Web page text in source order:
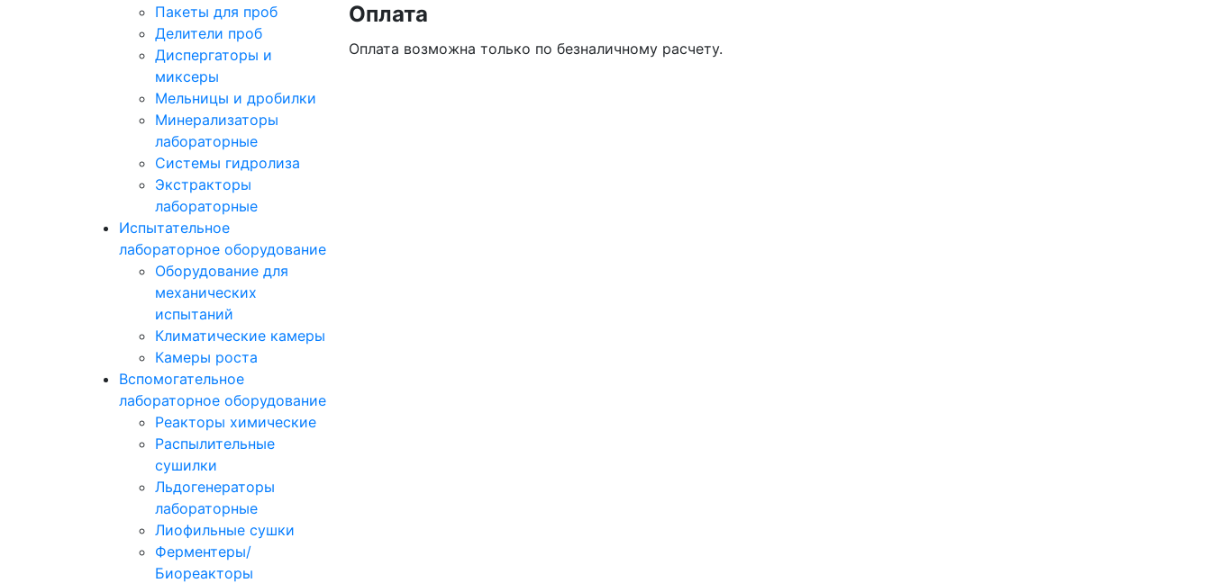
Пакеты для проб
Делители проб
Диспергаторы и
миксеры
Мельницы и дробилки
Минерализаторы
лабораторные
Системы гидролиза
Экстракторы
лабораторные
Испытательное
лабораторное оборудование
Оборудование для
механических
испытаний
Климатические камеры
Камеры роста
Вспомогательное
лабораторное оборудование
Реакторы химические
Распылительные
сушилки
Льдогенераторы
лабораторные
Лиофильные сушки
Ферментеры/
Биореакторы
Оплата
Оплата возможна только по безналичному расчету.